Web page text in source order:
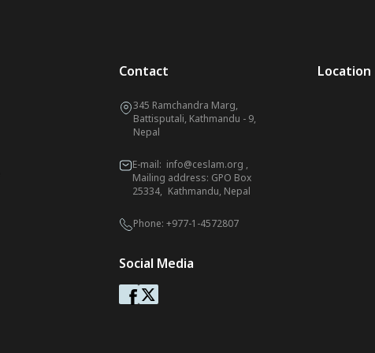
Contact
345 Ramchandra Marg,
Battisputali, Kathmandu - 9,
Nepal
E-mail: info@ceslam.org ,
Mailing address: GPO Box
25334, Kathmandu, Nepal
Phone: +977-1-4572807
Social Media
Location